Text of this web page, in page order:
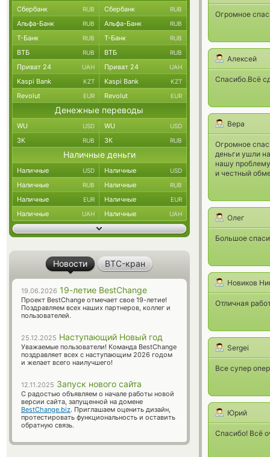
Огромное
Алексей
Спасибо.Всё
Вера
Огромное
деньги ушли
нашу
и честный
Олег
Большое
Новиков
Отличная
Sergei
Все супер
Юрий
Спасибо! Всё
Сбербанк RUB Сбербанк RUB
Альфа-Банк RUB Альфа-Банк RUB
Т-Банк RUB Т-Банк RUB
ВТБ RUB ВТБ RUB
Приват 24 UAH Приват 24 UAH
Kaspi Bank KZT Kaspi Bank KZT
Revolut EUR Revolut EUR
Денежные переводы
WU USD WU USD
ЗК RUB ЗК RUB
Наличные деньги
Наличные USD Наличные USD
Наличные RUB Наличные RUB
Наличные EUR Наличные EUR
Наличные UAH Наличные UAH
Новости BTC-кран
19.06.2026 19-летие BestChange
Проект BestChange отмечает свое 19-летие!
Поздравляем всех наших партнеров, коллег и
пользователей.
25.12.2025 Наступающий Новый год
Уважаемые пользователи! Команда BestChange
поздравляет всех с наступающим 2026 годом
и желает всего наилучшего!
12.11.2025 Запуск нового сайта
С радостью объявляем о начале работы новой
версии сайта, запущенной на домене
BestChange.biz. Приглашаем оценить дизайн,
протестировать функциональность и оставить
обратную связь.